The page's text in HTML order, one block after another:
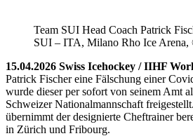
Team SUI Head Coach Patrick
SUI – ITA, Milano Rho Ice Arena,
15.04.2026 Swiss Icehockey / IIHF
Patrick Fischer eine Fälschung einer
wurde dieser per sofort von seinem Amt
Schweizer Nationalmannschaft
übernimmt der designierte Cheftrainer
in Zürich und Fribourg.